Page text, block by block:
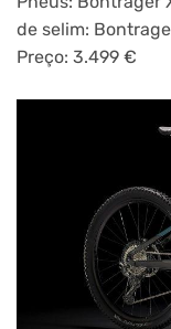
de selim:
Preço: 3.499 €